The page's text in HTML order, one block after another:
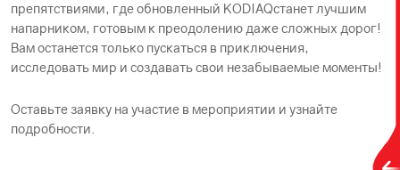
препятствиями, где обновленный KODIAQстанет лучшим
напарником, готовым к преодолению даже сложных дорог!
Вам останется только пускаться в приключения,
исследовать мир и создавать свои незабываемые моменты!
Оставьте заявку на участие в мероприятии и узнайте
подробности.